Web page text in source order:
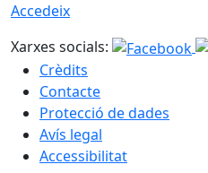
Accedeix
Xarxes socials:
Crèdits
Contacte
Protecció de dades
Avís legal
Accessibilitat